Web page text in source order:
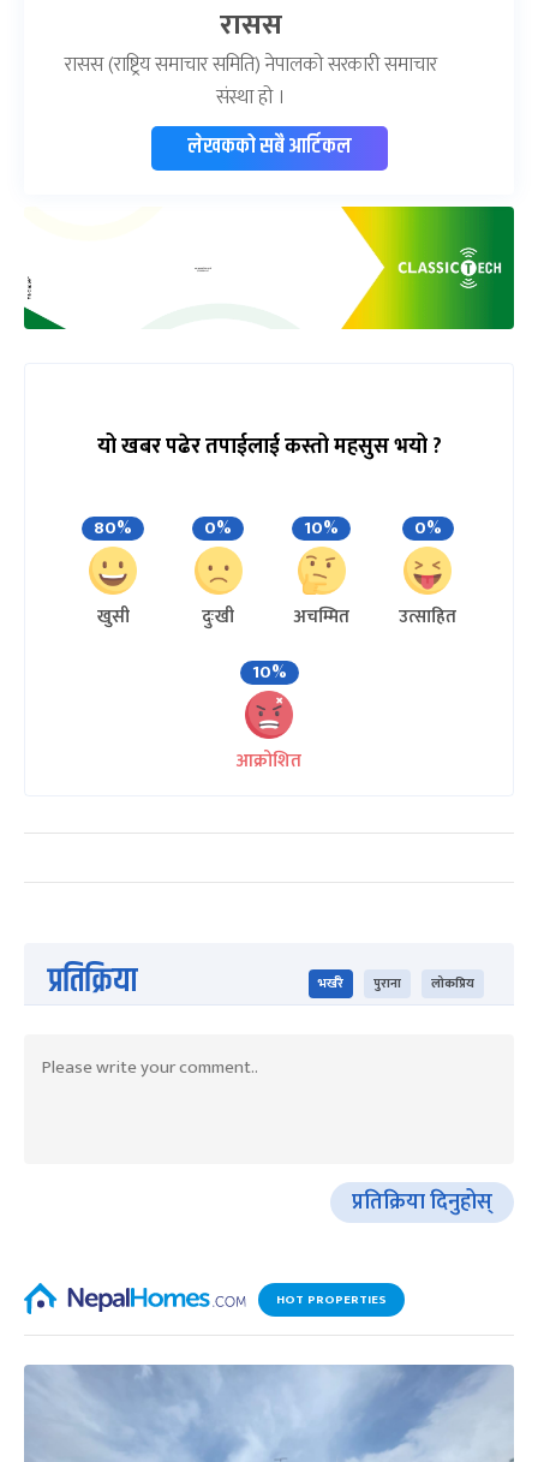
रासस
रासस (राष्ट्रिय समाचार समिति) नेपालको सरकारी समाचार
संस्था हो ।
लेखकको सबै आर्टिकल
यो खबर पढेर तपाईलाई कस्तो महसुस भयो ?
80%
खुसी
0%
दुःखी
10%
अचम्मित
0%
उत्साहित
10%
आक्रोशित
प्रतिक्रिया भर्खरै पुराना लोकप्रिय
प्रतिक्रिया दिनुहोस्
HOT PROPERTIES